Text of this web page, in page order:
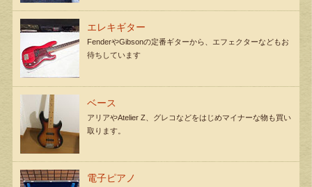
エレキギター
FenderやGibsonの定番ギターから、エフェクターなどもお
待ちしています
ベース
アリアやAtelier Z、グレコなどをはじめマイナーな物も買い
取ります。
電子ピアノ